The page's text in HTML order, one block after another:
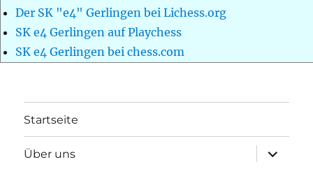
Der SK "e4" Gerlingen bei Lichess.org
SK e4 Gerlingen auf Playchess
SK e4 Gerlingen bei chess.com
Startseite
Über uns
öffnen